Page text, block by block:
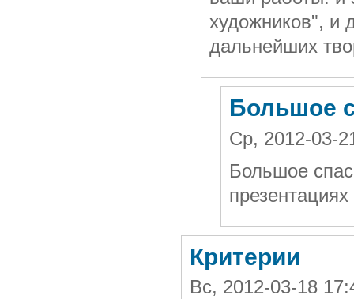
художников", и
дальнейших
Большое
Ср, 2012-03-
Большое
Критерии
Вс, 2012-03-18